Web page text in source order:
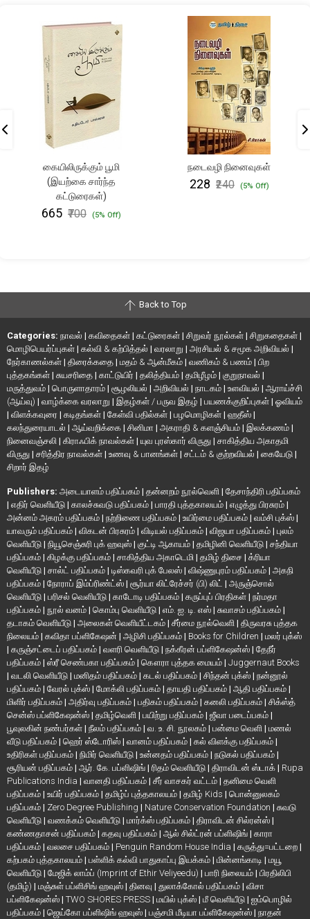
கையிலிருக்கும் பூமி
(இயற்கை சார்ந்த
கட்டுரைகள்)
₹665 ₹700 (5% Off)
நடைவழி நினைவுகள்
₹228 ₹240 (5% Off)
Back to Top
Categories: நாவல் | கவிதைகள் | கட்டுரைகள் | சிறுவர் நூல்கள் | சிறுகதைகள் |
மொழிபெயர்ப்புகள் | கல்வி & கற்பித்தல் | வரலாறு | அரசியல் & சமூக அறிவியல் |
நேர்காணல்கள் | திரைக்கதை | மதம் & ஆன்மீகம் | வணிகம் & பணம் | பிற
புத்தகங்கள் | சுயசரிதை | காட்டுயிர் | தலித்தியம் | தமிழீழம் | குறுநாவல் |
மருத்துவம் | பொருளாதாரம் | சூழலியல் | அறிவியல் | நாடகம் | உளவியல் | ஆராய்ச்சி
(ஆய்வு) | வாழ்க்கை வரலாறு | இதழ்கள் / பருவ இதழ் | பயணக்குறிப்புகள் | ஓவியம்
| விளக்கவுரை | கடிதங்கள் | கேள்வி பதில்கள் | பழமொழிகள் | ஹதீஸ் |
கலந்துரையாடல் | ஆய்வறிக்கை | சினிமா | அகராதி & களஞ்சியம் | இலக்கணம் |
நினைவஞ்சலி | கிராஃபிக் நாவல்கள் | யுவ புரஸ்கார் விருது | சாகித்திய அகாதமி
விருது | சரித்திர நாவல்கள் | உணவு & பானங்கள் | சட்டம் & குற்றவியல் | கையேடு |
சிறார் இதழ்
Publishers: அடையாளம் பதிப்பகம் | தன்னறம் நூல்வெளி | தேசாந்திரி பதிப்பகம்
| எதிர் வெளியீடு | காலச்சுவடு பதிப்பகம் | பாரதி புத்தகாலயம் | எழுத்து பிரசுரம் |
அன்னம் அகரம் பதிப்பகம் | நற்றிணை பதிப்பகம் | உயிர்மை பதிப்பகம் | வம்சி புக்ஸ் |
யாவரும் பதிப்பகம் | விகடன் பிரசுரம் | விடியல் பதிப்பகம் | விஜயா பதிப்பகம் | புலம்
வெளியீடு | நியூசெஞ்சுரி புக் ஹவுஸ் | குட்டி ஆகாயம் | தமிழினி வெளியீடு | சந்தியா
பதிப்பகம் | கிழக்கு பதிப்பகம் | சாகித்திய அகாடெமி | தமிழ் திசை | க்ரியா
வெளியீடு | சால்ட் பதிப்பகம் | டிஸ்கவரி புக் பேலஸ் | விஷ்ணுபுரம் பதிப்பகம் | அகநி
பதிப்பகம் | நோராப் இம்ப்ரிண்ட்ஸ் | சூர்யா லிட்ரேச்சர் (பி) லிட் | அருஞ்சொல்
வெளியீடு | பரிசல் வெளியீடு | காடோடி பதிப்பகம் | கருப்புப் பிரதிகள் | நர்மதா
பதிப்பகம் | நூல் வனம் | கொம்பு வெளியீடு | எம். ஐ. டி. எஸ் | சுவாசம் பதிப்பகம் |
தடாகம் வெளியீடு | அலைகள் வெளியீட்டகம் | சீர்மை நூல்வெளி | திருவரசு புத்தக
நிலையம் | கவிதா பப்ளிகேஷன் | அழிசி பதிப்பகம் | Books for Children | மலர் புக்ஸ்
| கருஞ்சட்டைப் பதிப்பகம் | வளரி வெளியீடு | நக்கீரன் பப்ளிகேஷன்ஸ் | தேநீர்
பதிப்பகம் | ஸ்ரீ செண்பகா பதிப்பகம் | கௌரா புத்தக மையம் | Juggernaut Books
| வடலி வெளியீடு | மனிதம் பதிப்பகம் | கடல் பதிப்பகம் | சிந்தன் புக்ஸ் | நன்னூல்
பதிப்பகம் | வேரல் புக்ஸ் | மோக்லி பதிப்பகம் | தாயதி பதிப்பகம் | ஆதி பதிப்பகம் |
மிளிர் பதிப்பகம் | அதிர்வு பதிப்பகம் | பதிகம் பதிப்பகம் | கனலி பதிப்பகம் | சிக்ஸ்த்
சென்ஸ் பப்ளிகேஷன்ஸ் | தமிழ்வெளி | பயிற்று பதிப்பகம் | ஜீவா படைப்பகம் |
பூவுலகின் நண்பர்கள் | நீலம் பதிப்பகம் | வ. உ. சி. நூலகம் | பன்மை வெளி | மணல்
வீடு பதிப்பகம் | ஹெர் ஸ்டோரிஸ் | வானம் பதிப்பகம் | கல் விளக்கு பதிப்பகம் |
உதிரிகள் பதிப்பகம் | நிமிர் வெளியீடு | உன்னதம் பதிப்பகம் | நடுகல் பதிப்பகம் |
சூரியன் பதிப்பகம் | ஆர். கே. பப்ளிஷிங் | ரிதம் வெளியீடு | திராவிடன் ஸ்டாக் | Rupa
Publications India | வானதி பதிப்பகம் | சீர் வாசகர் வட்டம் | தனிமை வெளி
பதிப்பகம் | உயிர் பதிப்பகம் | தமிழ்ப் புத்தகாலயம் | தமிழ் Kids | பொன்னுலகம்
பதிப்பகம் | Zero Degree Publishing | Nature Conservation Foundation | சுவடு
வெளியீடு | வணக்கம் வெளியீடு | மார்க்ஸ் பதிப்பகம் | திராவிடன் சில்ரன்ஸ் |
கண்ணதாசன் பதிப்பகம் | கதவு பதிப்பகம் | ஆல் சில்ட்ரன் பப்ளிஷிங் | காரா
பதிப்பகம் | வலசை பதிப்பகம் | Penguin Random House India | கருத்து=பட்டறை |
கற்பகம் புத்தகாலயம் | பள்ளிக் கல்வி பாதுகாப்பு இயக்கம் | மின்னங்காடி | மயூ
வெளியீடு | மேஜிக் லாம்ப் (Imprint of Ethir Veliyeedu) | பாரி நிலையம் | பிரதிலிபி
(தமிழ்) | மஞ்சுள் பப்ளிசிங் ஹவுஸ் | தினவு | துலாக்கோல் பதிப்பகம் | விசா
பப்ளிகேஷன்ஸ் | TWO SHORES PRESS | மயில் புக்ஸ் | மீ வெளியீடு | ஐம்பொழில்
பதிப்பகம் | ஜெய்கோ பப்ளிஷிங் ஹவுஸ் | பஞ்சமி மீடியா பப்ளிகேஷன்ஸ் | நாதன்